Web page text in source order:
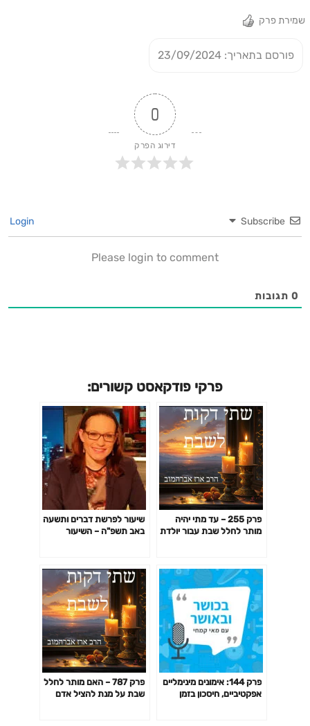
שמירת פרק
פורסם בתאריך: 23/09/2024
0
דירוג הפרק
Subscribe
Please login to comment
0 תגובות
פרקי פודקאסט קשורים:
פרק 255 – עד מתי יהיה
מותר לחלל שבת עבור יולדת
שיעור לפרשת דברים ותשעה
באב תשפ"ה – השיעור
פרק 144: אימונים מינימליים
אפקטיביים, חיסכון בזמן
פרק 787 – האם מותר לחלל
שבת על מנת להציל אדם